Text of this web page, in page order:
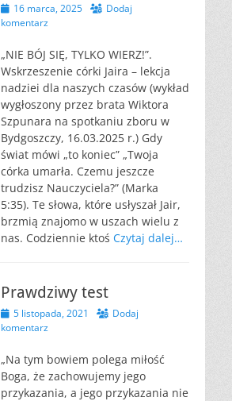
Opublikowano
16 marca, 2025
Dodaj
komentarz
„NIE BÓJ SIĘ, TYLKO WIERZ!”.
Wskrzeszenie córki Jaira – lekcja
nadziei dla naszych czasów (wykład
wygłoszony przez brata Wiktora
Szpunara na spotkaniu zboru w
Bydgoszczy, 16.03.2025 r.) Gdy
świat mówi „to koniec” „Twoja
córka umarła. Czemu jeszcze
trudzisz Nauczyciela?” (Marka
5:35). Te słowa, które usłyszał Jair,
brzmią znajomo w uszach wielu z
nas. Codziennie ktoś Czytaj dalej…
Prawdziwy test
Opublikowano
5 listopada, 2021
Dodaj
komentarz
„Na tym bowiem polega miłość
Boga, że zachowujemy jego
przykazania, a jego przykazania nie